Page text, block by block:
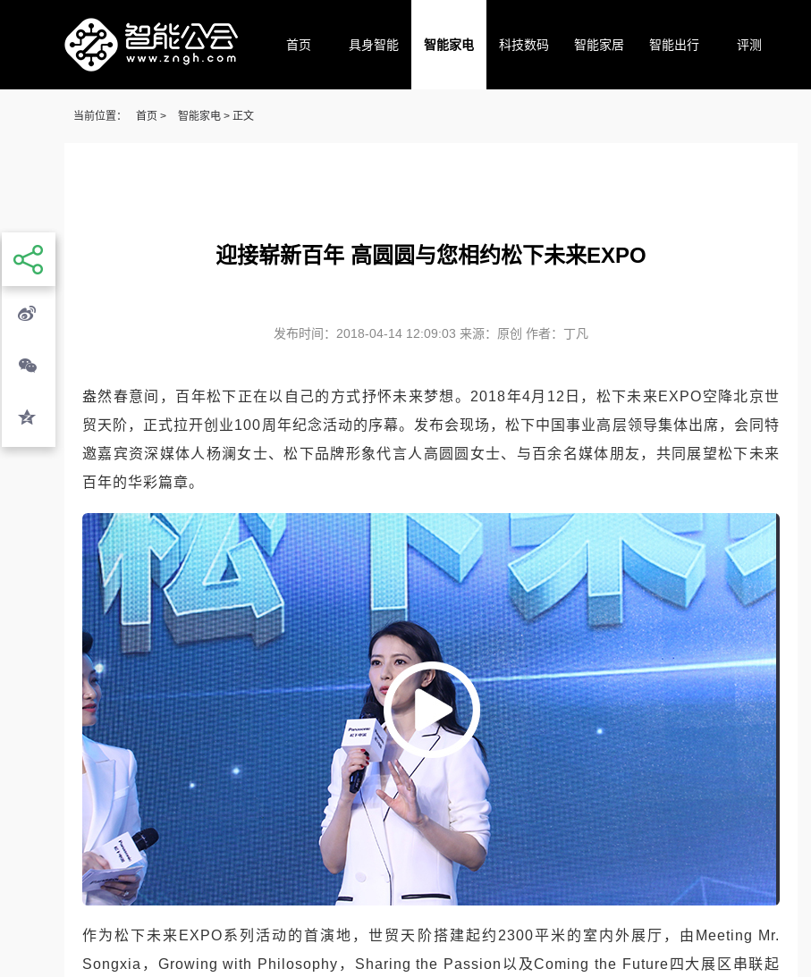
首页 具身智能 智能家电 科技数码 智能家居 智能出行 评测
当前位置： 首页 > 智能家电 > 正文
迎接崭新百年 高圆圆与您相约松下未来EXPO
发布时间：2018-04-14 12:09:03 来源：原创 作者：丁凡
盎然春意间，百年松下正在以自己的方式抒怀未来梦想。2018年4月12日，松下未来EXPO空降北京世
贸天阶，正式拉开创业100周年纪念活动的序幕。发布会现场，松下中国事业高层领导集体出席，会同特
邀嘉宾资深媒体人杨澜女士、松下品牌形象代言人高圆圆女士、与百余名媒体朋友，共同展望松下未来
百年的华彩篇章。
作为松下未来EXPO系列活动的首演地，世贸天阶搭建起约2300平米的室内外展厅，由Meeting Mr.
Songxia，Growing with Philosophy，Sharing the Passion以及Coming the Future四大展区串联起